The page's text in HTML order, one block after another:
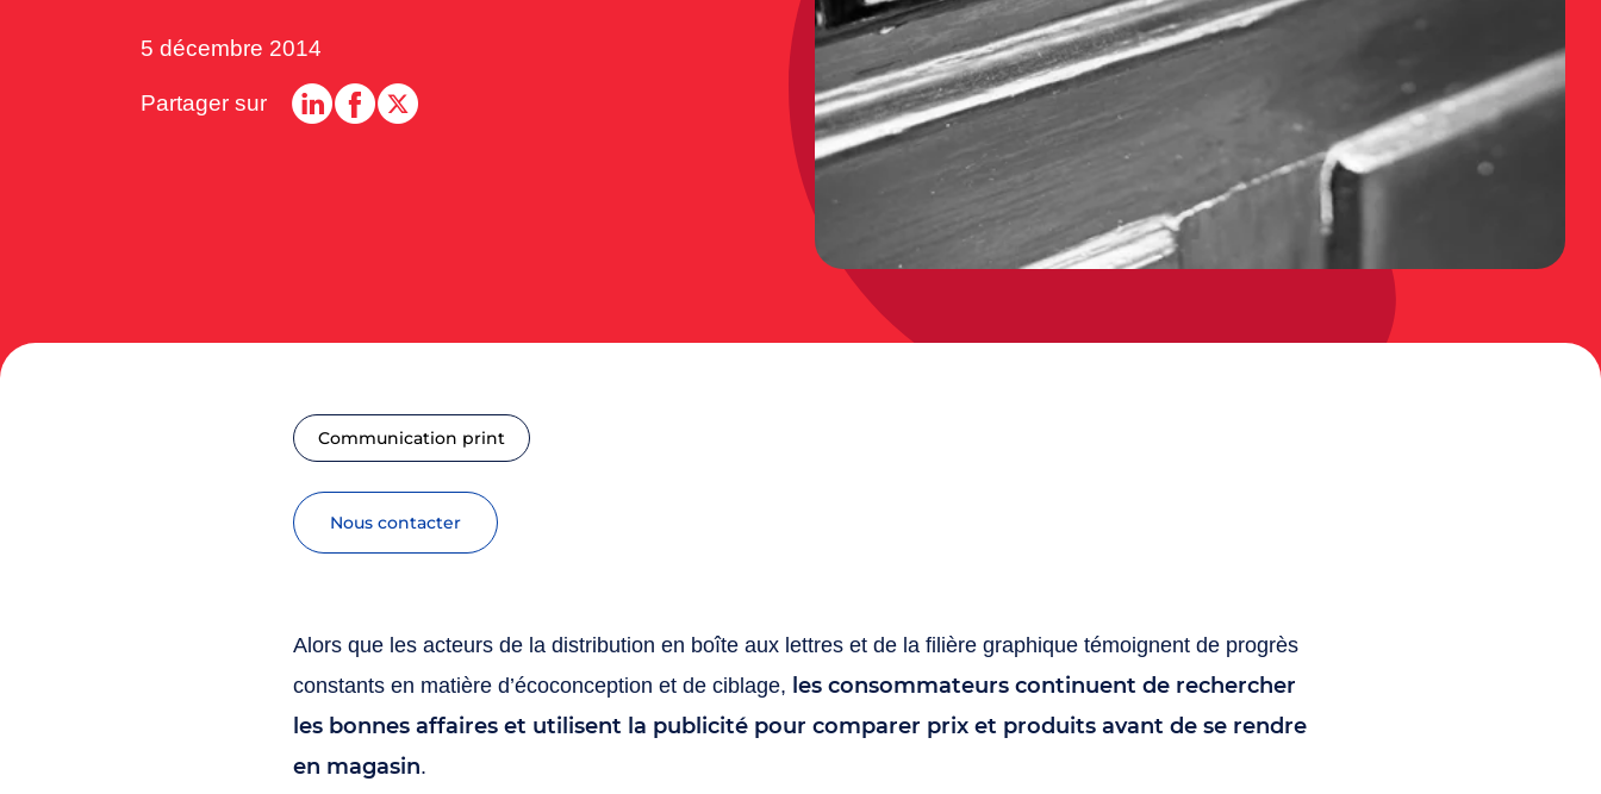
5 décembre 2014
Partager sur
Communication print
nous contacter
Alors que les acteurs de la distribution en boîte aux lettres et de la filière graphique témoignent de progrès
constants en matière d’écoconception et de ciblage, les consommateurs continuent de rechercher
les bonnes affaires et utilisent la publicité pour comparer prix et produits avant de se rendre
en magasin.